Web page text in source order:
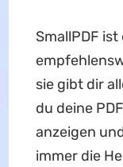
SmallPDF
sie gibt dir
du deine
anzeigen
immer die